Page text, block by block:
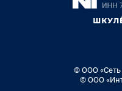
© ООО «Сеть
© ООО